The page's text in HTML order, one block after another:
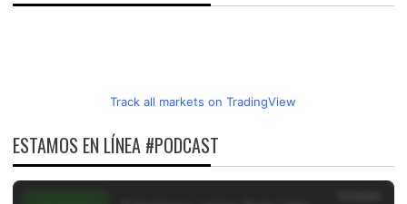
Track all markets on TradingView
ESTAMOS EN LÍNEA #PODCAST